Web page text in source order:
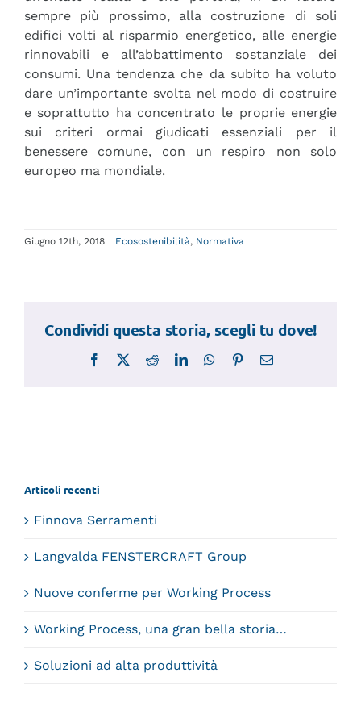
sempre più prossimo, alla costruzione di soli
edifici volti al risparmio energetico, alle energie
rinnovabili e all’abbattimento sostanziale dei
consumi. Una tendenza che da subito ha voluto
dare un’importante svolta nel modo di costruire
e soprattutto ha concentrato le proprie energie
sui criteri ormai giudicati essenziali per il
benessere comune, con un respiro non solo
europeo ma mondiale.
Giugno 12th, 2018 | Ecosostenibilità, Normativa
Condividi questa storia, scegli tu dove!
Facebook RedditLinkedInWhatsApp
PinterestEmail
Articoli recenti
Finnova Serramenti
Langvalda FENSTERCRAFT Group
Nuove conferme per Working Process
Working Process, una gran bella storia…
Soluzioni ad alta produttività